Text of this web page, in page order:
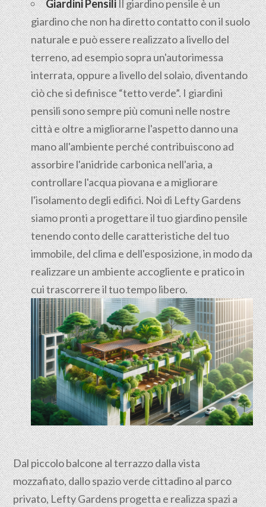
Giardini PensiliIlgiardino pensileè un
giardino che non ha diretto contatto con il suolo
naturale e può essere realizzato a livello del
terreno, ad esempio sopra un'autorimessa
interrata, oppure a livello del solaio, diventando
ciò che si definisce “tetto verde”. I giardini
pensili sono sempre più comuni nelle nostre
città e oltre a migliorarne l'aspetto danno una
mano all'ambiente perché contribuiscono ad
assorbire l'anidride carbonica nell'aria, a
controllare l'acqua piovana e a migliorare
l'isolamento degli edifici. Noi di Lefty Gardens
siamo pronti a progettare il tuo giardino pensile
tenendo conto delle caratteristiche del tuo
immobile, del clima e dell'esposizione, in modo da
realizzare un ambiente accogliente e pratico in
cui trascorrere il tuo tempo libero.
Dal piccolo balcone al terrazzo dalla vista
mozzafiato, dallo spazio verde cittadino al parco
privato, Lefty Gardens progetta e realizza spazi a